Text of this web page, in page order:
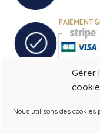
Gérer
Nous utilisons des cookies
PAIEMENT
Nos